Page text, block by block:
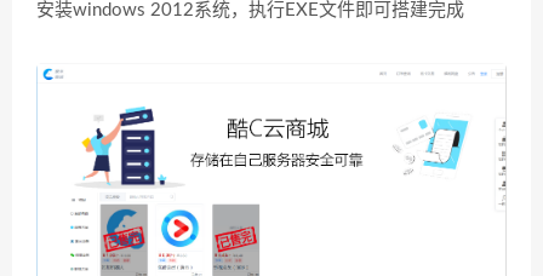
安装windows 2012系统，执行EXE文件即可搭建完成